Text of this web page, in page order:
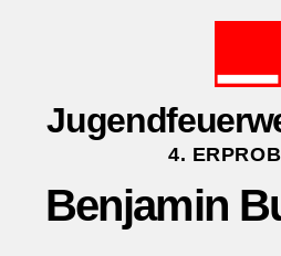
4.
Benjamin